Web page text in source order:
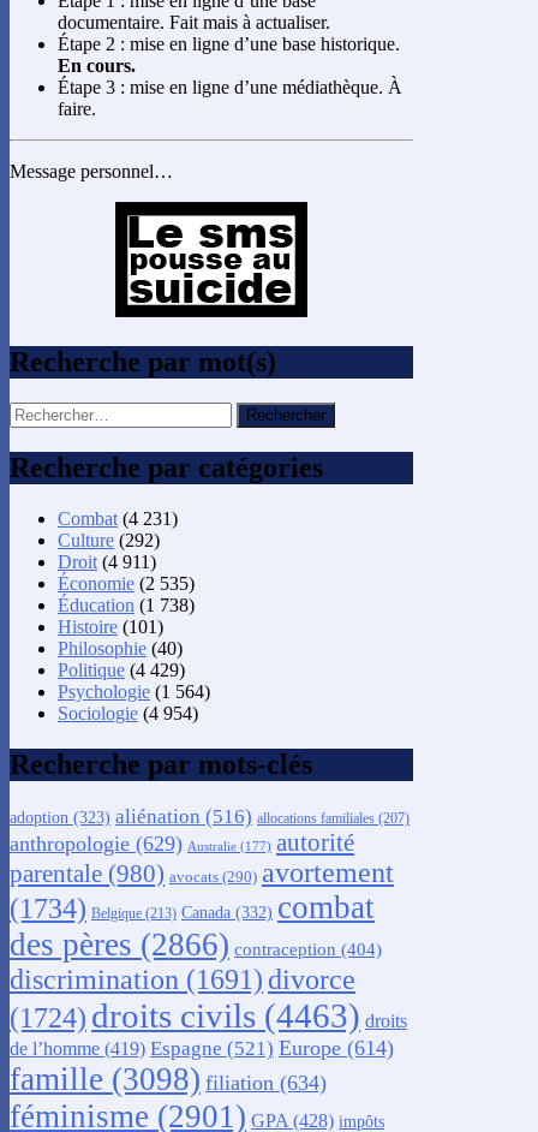
documentaire. Fait mais à actualiser.
Étape 2 : mise en ligne d’une base historique.
En cours.
Étape 3 : mise en ligne d’une médiathèque. À
faire.
Message personnel…
Recherche par mot(s)
Rechercher :
Recherche par catégories
Combat (4 231)
Culture (292)
Droit (4 911)
Économie (2 535)
Éducation (1 738)
Histoire (101)
Philosophie (40)
Politique (4 429)
Psychologie (1 564)
Sociologie (4 954)
Recherche par mots-clés
adoption (323) aliénation (516) allocations familiales (207)
anthropologie (629) Australie (177) autorité
parentale (980) avocats (290) avortement
(1734) Belgique (213) Canada (332) combat
des pères (2866) contraception (404)
discrimination (1691) divorce
(1724) droits civils (4463) droits
de l’homme (419) Espagne (521) Europe (614)
famille (3098) filiation (634)
féminisme (2901) GPA (428) impôts